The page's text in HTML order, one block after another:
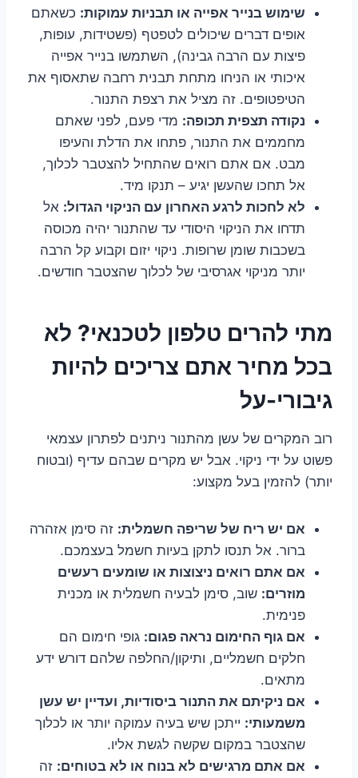
שימוש בנייר אפייה או תבניות עמוקות: כשאתם
אופים דברים שיכולים לטפטף (פשטידות, עופות,
פיצות עם הרבה גבינה), השתמשו בנייר אפייה
איכותי או הניחו מתחת תבנית רחבה שתאסוף את
הטיפטופים. זה מציל את רצפת התנור.
נקודה תצפית תכופה: מדי פעם, לפני שאתם
מחממים את התנור, פתחו את הדלת והעיפו
מבט. אם אתם רואים שהתחיל להצטבר לכלוך,
אל תחכו שהעשן יגיע – תנקו מיד.
לא לחכות לרגע האחרון עם הניקוי הגדול: אל
תדחו את הניקוי היסודי עד שהתנור יהיה מכוסה
בשכבות שומן שרופות. ניקוי יזום וקבוע קל הרבה
יותר מניקוי אגרסיבי של לכלוך שהצטבר חודשים.
מתי להרים טלפון לטכנאי? לא
בכל מחיר אתם צריכים להיות
גיבורי-על
רוב המקרים של עשן מהתנור ניתנים לפתרון עצמאי
פשוט על ידי ניקוי. אבל יש מקרים שבהם עדיף (ובטוח
יותר) להזמין בעל מקצוע:
אם יש ריח של שריפה חשמלית: זה סימן אזהרה
ברור. אל תנסו לתקן בעיות חשמל בעצמכם.
אם אתם רואים ניצוצות או שומעים רעשים
מוזרים: שוב, סימן לבעיה חשמלית או מכנית
פנימית.
אם גוף החימום נראה פגום: גופי חימום הם
חלקים חשמליים, ותיקון/החלפה שלהם דורש ידע
מתאים.
אם ניקיתם את התנור ביסודיות, ועדיין יש עשן
משמעותי: ייתכן שיש בעיה עמוקה יותר או לכלוך
שהצטבר במקום שקשה לגשת אליו.
אם אתם מרגישים לא בנוח או לא בטוחים: זה